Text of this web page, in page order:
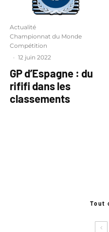
Actualité
Championnat du Monde
Compétition
· 12 juin 2022
GP d’Espagne : du
rififi dans les
classements
Tout